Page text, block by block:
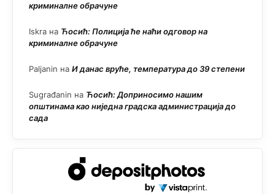
криминалне обрачуне
Iskra на Ћосић: Полиција ће наћи одговор на
криминалне обрачуне
Paljanin на И данас вруће, температура до 39 степени
Sugrađanin на Ћосић: Доприносимо нашим
општинама као ниједна градска администрација до
сада